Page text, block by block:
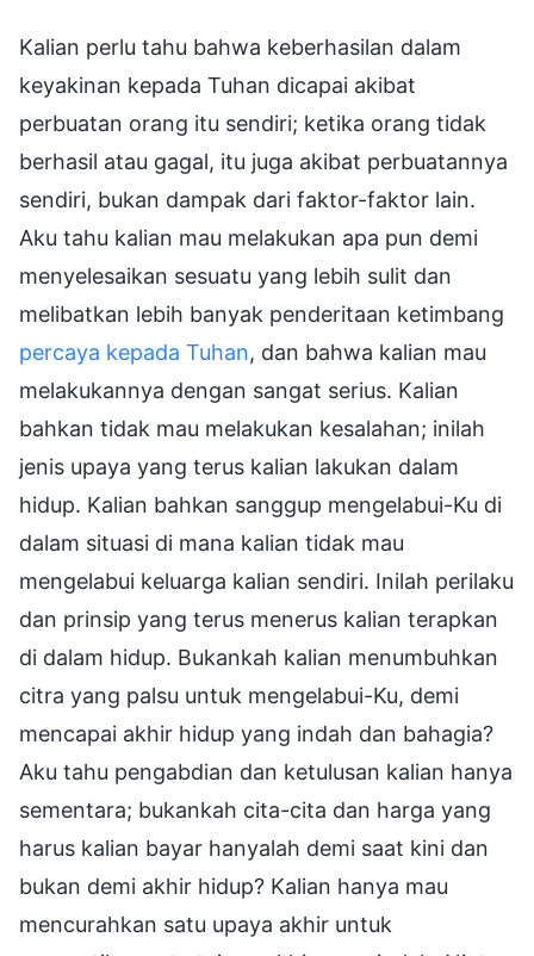
Kalian perlu tahu bahwa keberhasilan dalam
keyakinan kepada Tuhan dicapai akibat
perbuatan orang itu sendiri; ketika orang tidak
berhasil atau gagal, itu juga akibat perbuatannya
sendiri, bukan dampak dari faktor-faktor lain.
Aku tahu kalian mau melakukan apa pun demi
menyelesaikan sesuatu yang lebih sulit dan
melibatkan lebih banyak penderitaan ketimbang
percaya kepada Tuhan, dan bahwa kalian mau
melakukannya dengan sangat serius. Kalian
bahkan tidak mau melakukan kesalahan; inilah
jenis upaya yang terus kalian lakukan dalam
hidup. Kalian bahkan sanggup mengelabui-Ku di
dalam situasi di mana kalian tidak mau
mengelabui keluarga kalian sendiri. Inilah perilaku
dan prinsip yang terus menerus kalian terapkan
di dalam hidup. Bukankah kalian menumbuhkan
citra yang palsu untuk mengelabui-Ku, demi
mencapai akhir hidup yang indah dan bahagia?
Aku tahu pengabdian dan ketulusan kalian hanya
sementara; bukankah cita-cita dan harga yang
harus kalian bayar hanyalah demi saat kini dan
bukan demi akhir hidup? Kalian hanya mau
mencurahkan satu upaya akhir untuk